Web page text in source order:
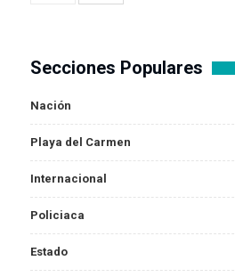
Secciones Populares
Nación
Playa del Carmen
Internacional
Policiaca
Estado